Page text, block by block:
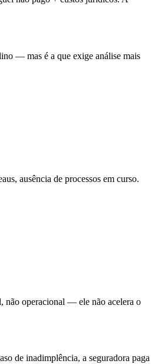
— mas é a que exige análise mais
ausência de processos em curso.
não operacional — ele não acelera o
de inadimplência, a seguradora paga